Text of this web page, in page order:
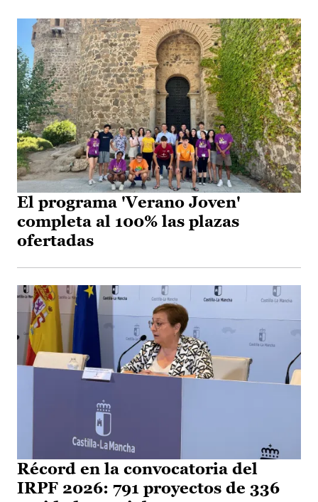
El programa 'Verano Joven'
completa al 100% las plazas
ofertadas
Récord en la convocatoria del
IRPF 2026: 791 proyectos de 336